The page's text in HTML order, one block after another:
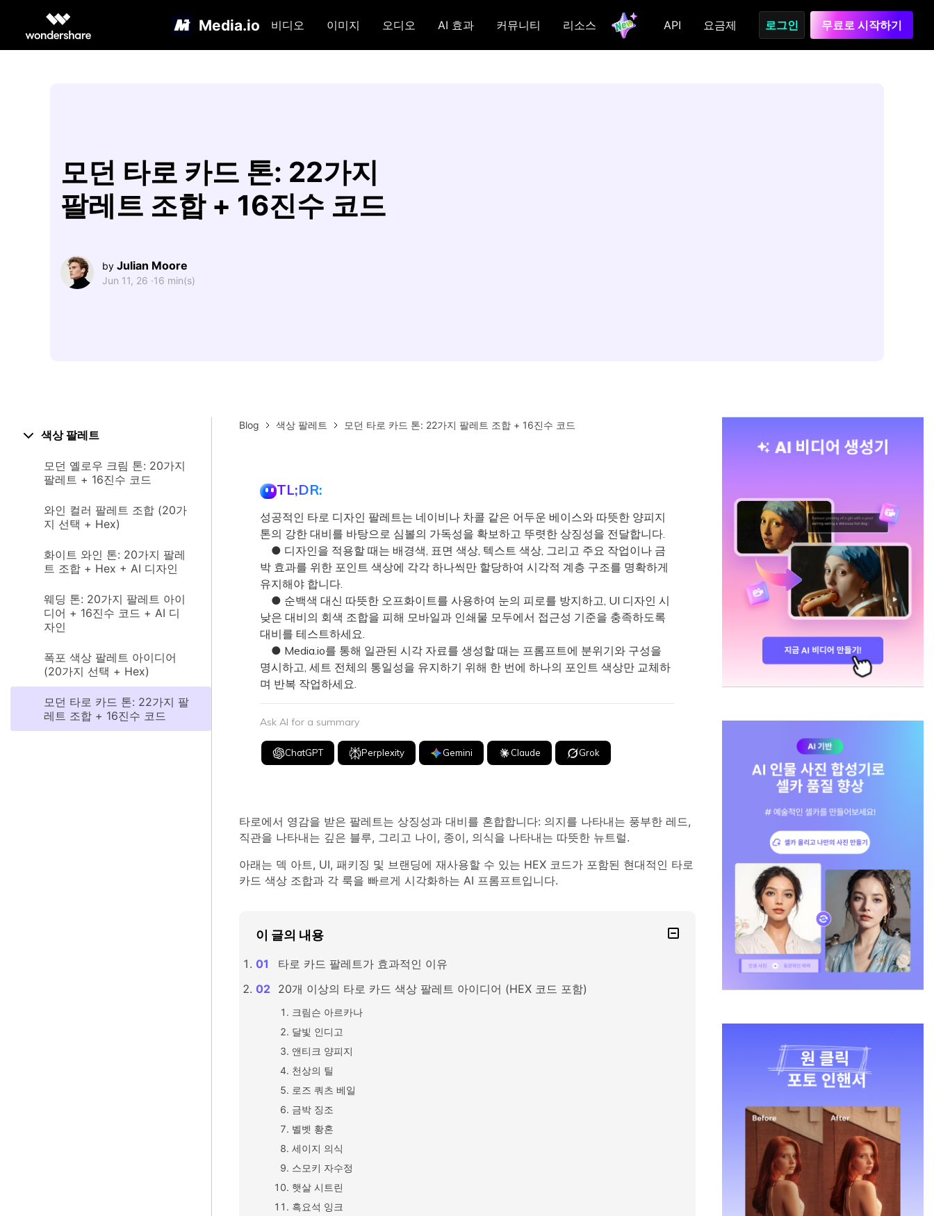
Media.io 비디오 이미지 오디오 AI 효과 커뮤니티 리소스 API 요금제 로그인 무료로 시작하기
모던 타로 카드 톤: 22가지
팔레트 조합 + 16진수 코드
by Julian Moore
Jun 11, 26 ·16 min(s)
색상 팔레트
모던 옐로우 크림 톤: 20가지
팔레트 + 16진수 코드
와인 컬러 팔레트 조합 (20가
지 선택 + Hex)
화이트 와인 톤: 20가지 팔레
트 조합 + Hex + AI 디자인
웨딩 톤: 20가지 팔레트 아이
디어 + 16진수 코드 + AI 디
자인
폭포 색상 팔레트 아이디어
(20가지 선택 + Hex)
모던 타로 카드 톤: 22가지 팔
레트 조합 + 16진수 코드
Blog 색상 팔레트 모던 타로 카드 톤: 22가지 팔레트 조합 + 16진수 코드
TL;DR:
성공적인 타로 디자인 팔레트는 네이비나 차콜 같은 어두운 베이스와 따뜻한 양피지
톤의 강한 대비를 바탕으로 심볼의 가독성을 확보하고 뚜렷한 상징성을 전달합니다.
● 디자인을 적용할 때는 배경색, 표면 색상, 텍스트 색상, 그리고 주요 작업이나 금
박 효과를 위한 포인트 색상에 각각 하나씩만 할당하여 시각적 계층 구조를 명확하게
유지해야 합니다.
● 순백색 대신 따뜻한 오프화이트를 사용하여 눈의 피로를 방지하고, UI 디자인 시
낮은 대비의 회색 조합을 피해 모바일과 인쇄물 모두에서 접근성 기준을 충족하도록
대비를 테스트하세요.
● Media.io를 통해 일관된 시각 자료를 생성할 때는 프롬프트에 분위기와 구성을
명시하고, 세트 전체의 통일성을 유지하기 위해 한 번에 하나의 포인트 색상만 교체하
며 반복 작업하세요.
Ask AI for a summary
ChatGPT Perplexity Gemini Claude Grok
타로에서 영감을 받은 팔레트는 상징성과 대비를 혼합합니다: 의지를 나타내는 풍부한 레드,
직관을 나타내는 깊은 블루, 그리고 나이, 종이, 의식을 나타내는 따뜻한 뉴트럴.
아래는 덱 아트, UI, 패키징 및 브랜딩에 재사용할 수 있는 HEX 코드가 포함된 현대적인 타로
카드 색상 조합과 각 룩을 빠르게 시각화하는 AI 프롬프트입니다.
이 글의 내용
타로 카드 팔레트가 효과적인 이유
20개 이상의 타로 카드 색상 팔레트 아이디어 (HEX 코드 포함)
크림슨 아르카나
달빛 인디고
앤티크 양피지
천상의 틸
로즈 쿼츠 베일
금박 징조
벨벳 황혼
세이지 의식
스모키 자수정
햇살 시트린
흑요석 잉크